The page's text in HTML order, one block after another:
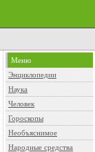
Меню
Энциклопедии
Наука
Человек
Гороскопы
Необъяснимое
Народные средства